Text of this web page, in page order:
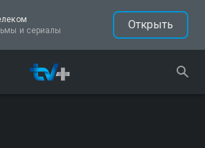
и сериалы
Открыть